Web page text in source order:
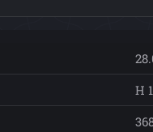
H